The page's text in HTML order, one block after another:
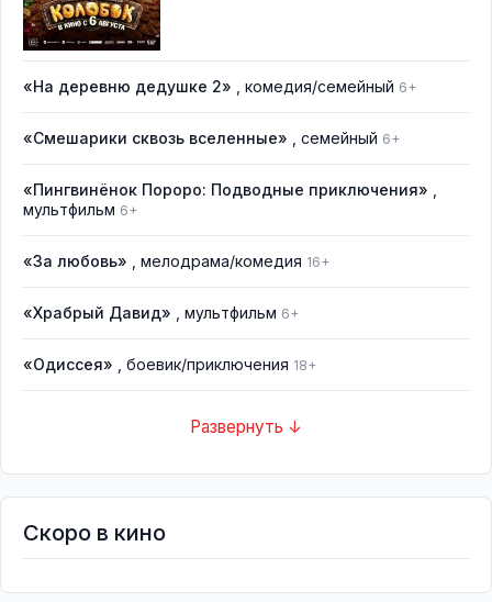
«На деревню дедушке 2» , комедия/семейный 6+
«Смешарики сквозь вселенные» , семейный 6+
«Пингвинёнок Пороро: Подводные приключения»
мультфильм 6+
«За любовь» , мелодрама/комедия 16+
«Храбрый Давид» , мультфильм 6+
«Одиссея» , боевик/приключения 18+
Развернуть ↓
Скоро в кино